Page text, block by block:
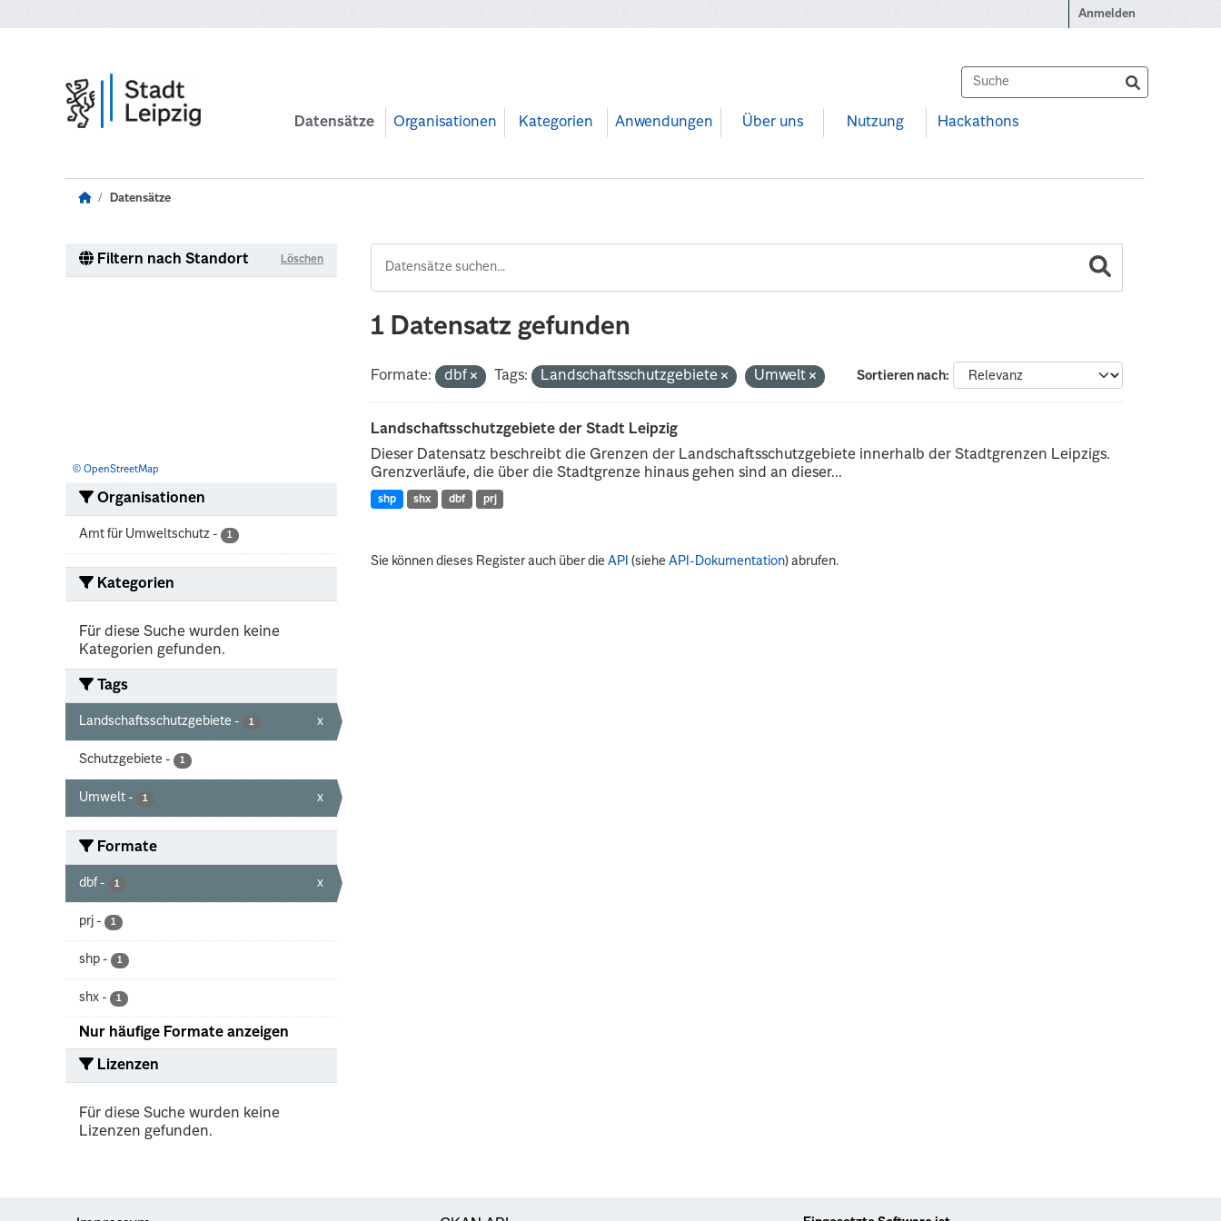
Anmelden
Datensätze Organisationen Kategorien Anwendungen Über uns Nutzung Hackathons
Datensätze
Filtern nach Standort Löschen
© OpenStreetMap
Organisationen
Amt für Umweltschutz - 1
Kategorien
Für diese Suche wurden keine
Kategorien gefunden.
Tags
Landschaftsschutzgebiete - 1 x
Schutzgebiete - 1
Umwelt - 1 x
Formate
dbf - 1 x
prj - 1
shp - 1
shx - 1
Nur häufige Formate anzeigen
Lizenzen
Für diese Suche wurden keine
Lizenzen gefunden.
1 Datensatz gefunden
Sortieren nach
Formate: dbf Tags: Landschaftsschutzgebiete Umwelt
Landschaftsschutzgebiete der Stadt Leipzig
Dieser Datensatz beschreibt die Grenzen der Landschaftsschutzgebiete innerhalb der Stadtgrenzen Leipzigs.
Grenzverläufe, die über die Stadtgrenze hinaus gehen sind an dieser...
shp shx dbf prj
Sie können dieses Register auch über dieAPI (sieheAPI-Dokumentation) abrufen.